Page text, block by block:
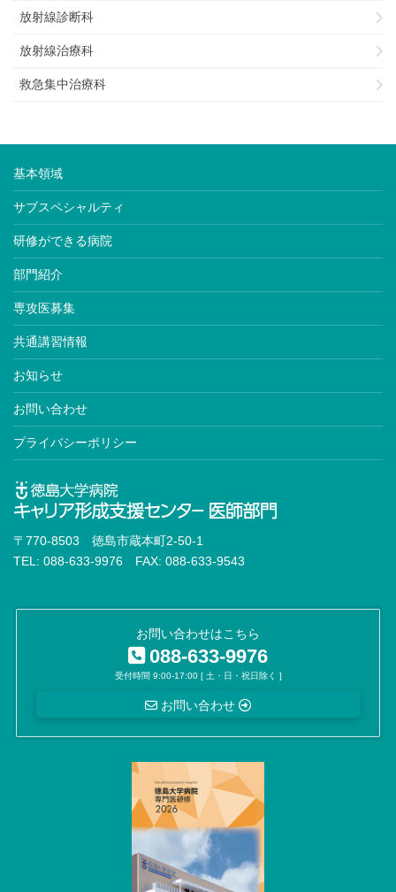
放射線診断科
放射線治療科
救急集中治療科
基本領域
サブスペシャルティ
研修ができる病院
部門紹介
専攻医募集
共通講習情報
お知らせ
お問い合わせ
プライバシーポリシー
〒770-8503 徳島市蔵本町2-50-1
TEL: 088-633-9976 FAX: 088-633-9543
お問い合わせはこちら
088-633-9976
受付時間 9:00-17:00 [ 土・日・祝日除く ]
お問い合わせ